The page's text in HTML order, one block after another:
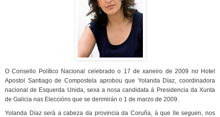
O Consello Político Nacional celebrado o 17 de xaneiro de 2009 no Hotel
Apostol Santiago de Compostela aprobou que Yolanda Díaz, coordinadora
nacional de Esquerda Unida, sexa a nosa candidata á Presidencia da Xunta
de Galicia nas Eleccións que se derimirán o 1 de marzo de 2009.
Yolanda Díaz será a cabeza da provincia da Coruña, á que lle seguen, nos